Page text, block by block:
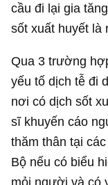
cầu đi lại gia
sốt xuất huyết là
Qua 3 trường
yếu tố dịch tễ đi
nơi có dịch sốt
sĩ khuyến cáo
thăm thân tại
Bộ nếu có biểu
mỏi người và có